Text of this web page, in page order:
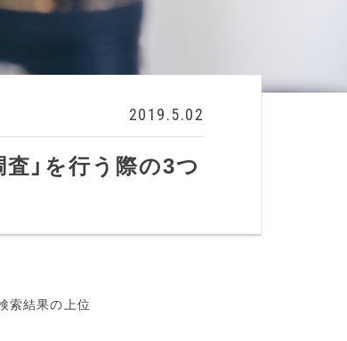
2019.5.02
」を行う際の3つ
索結果の上位